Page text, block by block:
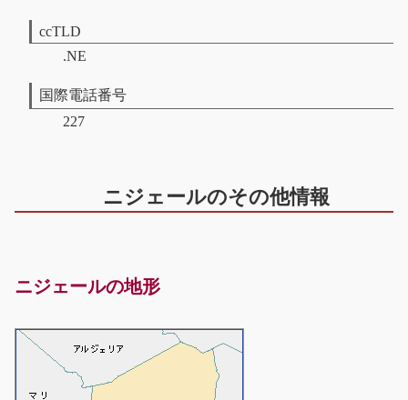
ccTLD
.NE
国際電話番号
227
ニジェールのその他情報
ニジェールの地形